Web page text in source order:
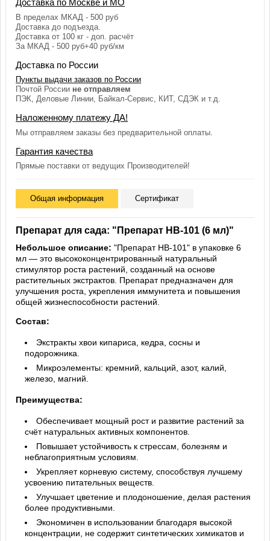
Доставка по Москве и МО
В пределах МКАД - 500 руб
Доставка до подъезда.
Доставка от 100 кг - доп. расчёт
За МКАД - 500 руб+40 руб/км
Доставка по России
Пункты выдачи заказов по России
Почтой России не отправляем
ПЭК, Деловые Линии, Байкал-Сервис, КИТ, СДЭК и т.д.
Наложенному платежу ДА!
Мы отправляем заказы без предварительной оплаты.
Гарантия качества
Прямые поставки от ведущих Производителей!
Общая информация Сертификат
Препарат для сада: "Препарат HB-101 (6 мл)"
Небольшое описание: "Препарат HB-101" в упаковке 6
мл — это высококонцентрированный натуральный
стимулятор роста растений, созданный на основе
растительных экстрактов. Препарат предназначен для
улучшения роста, укрепления иммунитета и повышения
общей жизнеспособности растений.
Состав:
Экстракты хвои кипариса, кедра, сосны и
подорожника.
Микроэлементы: кремний, кальций, азот, калий,
железо, магний.
Преимущества:
Обеспечивает мощный рост и развитие растений за
счёт натуральных активных компонентов.
Повышает устойчивость к стрессам, болезням и
неблагоприятным условиям.
Укрепляет корневую систему, способствуя лучшему
усвоению питательных веществ.
Улучшает цветение и плодоношение, делая растения
более продуктивными.
Экономичен в использовании благодаря высокой
концентрации, не содержит синтетических химикатов и